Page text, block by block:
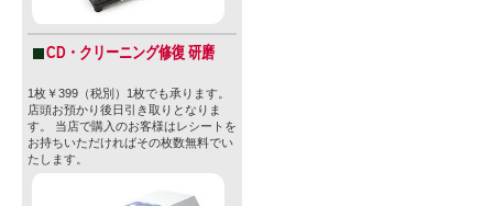
CD・クリーニング修復 研磨
1枚￥399（税別）1枚でも承ります。
店頭お預かり後日引き取りとなりま
す。 当店で購入のお客様はレシートを
お持ちいただければその枚数無料でい
たします。